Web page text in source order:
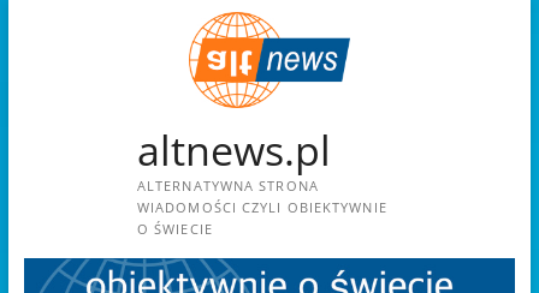
altnews.pl
ALTERNATYWNA STRONA
WIADOMOŚCI CZYLI OBIEKTYWNIE
O ŚWIECIE